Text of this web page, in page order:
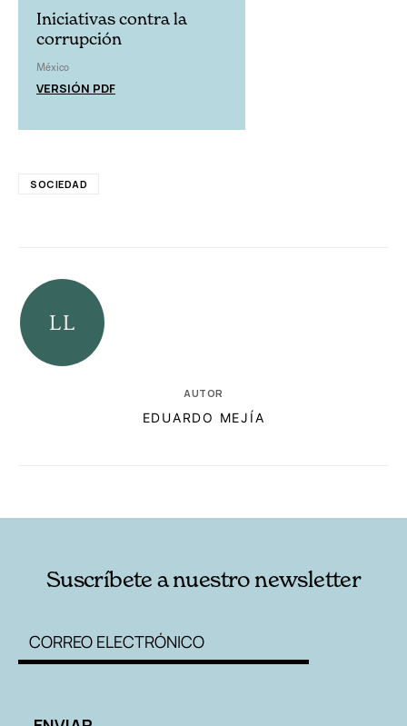
Iniciativas contra la
corrupción
México
VERSIÓN PDF
SOCIEDAD
AUTOR
EDUARDO MEJÍA
Suscríbete a nuestro newsletter